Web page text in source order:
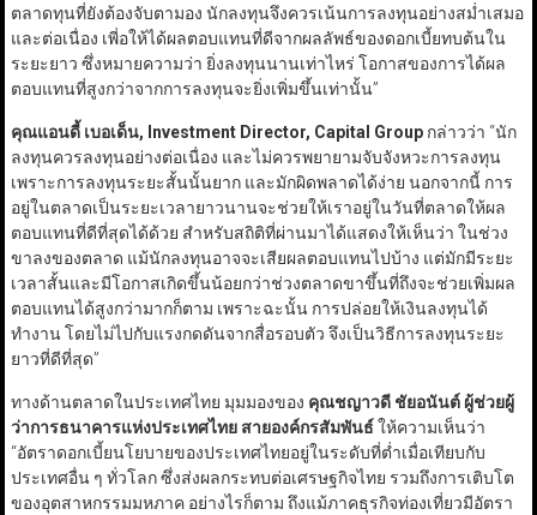
ตลาดทุนที่ยังต้องจับตามอง นักลงทุนจึงควรเน้นการลงทุนอย่างสม่ำเสมอ
และต่อเนื่อง เพี่อให้ได้ผลตอบแทนที่ดีจากผลลัพธ์ของดอกเบี้ยทบต้นใน
ระยะยาว ซึ่งหมายความว่า ยิ่งลงทุนนานเท่าไหร่ โอกาสของการได้ผล
ตอบแทนที่สูงกว่าจากการลงทุนจะยิ่งเพิ่มขึ้นเท่านั้น”
คุณแอนดี้ เบอเด็น, Investment Director, Capital Groupกล่าวว่า “นัก
ลงทุนควรลงทุนอย่างต่อเนื่อง และไม่ควรพยายามจับจังหวะการลงทุน
เพราะการลงทุนระยะสั้นนั้นยาก และมักผิดพลาดได้ง่าย นอกจากนี้ การ
อยู่ในตลาดเป็นระยะเวลายาวนานจะช่วยให้เราอยู่ในวันที่ตลาดให้ผล
ตอบแทนที่ดีที่สุดได้ด้วย สำหรับสถิติที่ผ่านมาได้แสดงให้เห็นว่า ในช่วง
ขาลงของตลาด แม้นักลงทุนอาจจะเสียผลตอบแทนไปบ้าง แต่มักมีระยะ
เวลาสั้นและมีโอกาสเกิดขึ้นน้อยกว่าช่วงตลาดขาขึ้นที่ถึงจะช่วยเพิ่มผล
ตอบแทนได้สูงกว่ามากก็ตาม เพราะฉะนั้น การปล่อยให้เงินลงทุนได้
ทำงาน โดยไม่ไปกับแรงกดดันจากสื่อรอบตัว จึงเป็นวิธีการลงทุนระยะ
ยาวที่ดีที่สุด”
ทางด้านตลาดในประเทศไทย มุมมองของ คุณชญาวดี ชัยอนันต์ ผู้ช่วยผู้
ว่าการธนาคารแห่งประเทศไทย สายองค์กรสัมพันธ์ ให้ความเห็นว่า
“อัตราดอกเบี้ยนโยบายของประเทศไทยอยู่ในระดับที่ต่ำเมื่อเทียบกับ
ประเทศอื่น ๆ ทั่วโลก ซึ่งส่งผลกระทบต่อเศรษฐกิจไทย รวมถึงการเติบโต
ของอุตสาหกรรมมหภาค อย่างไรก็ตาม ถึงแม้ภาคธุรกิจท่องเที่ยวมีอัตรา